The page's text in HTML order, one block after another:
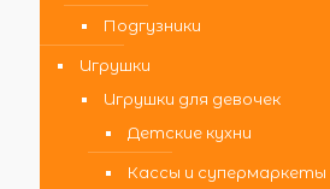
Подгузники
Игрушки
Игрушки для девочек
Детские кухни
Кассы и супермаркеты